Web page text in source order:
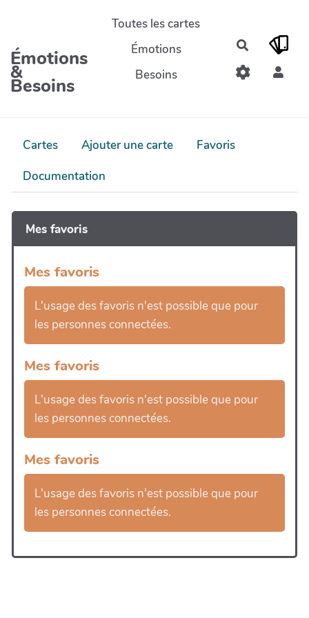
Aller au contenu principal
Émotions
&
Besoins
Toutes les cartes
Émotions
Besoins
Rechercher
Cartes Ajouter une carte
Favoris
Documentation
Mes favoris
Mes favoris
L'usage des favoris n'est possible que pour
les personnes connectées.
Mes favoris
L'usage des favoris n'est possible que pour
les personnes connectées.
Mes favoris
L'usage des favoris n'est possible que pour
les personnes connectées.